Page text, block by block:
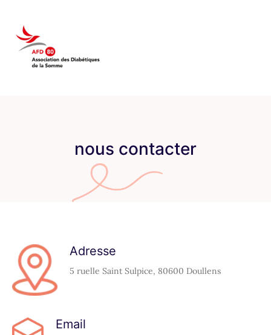
nous contacter
Adresse
5 ruelle Saint Sulpice, 80600 Doullens
Email